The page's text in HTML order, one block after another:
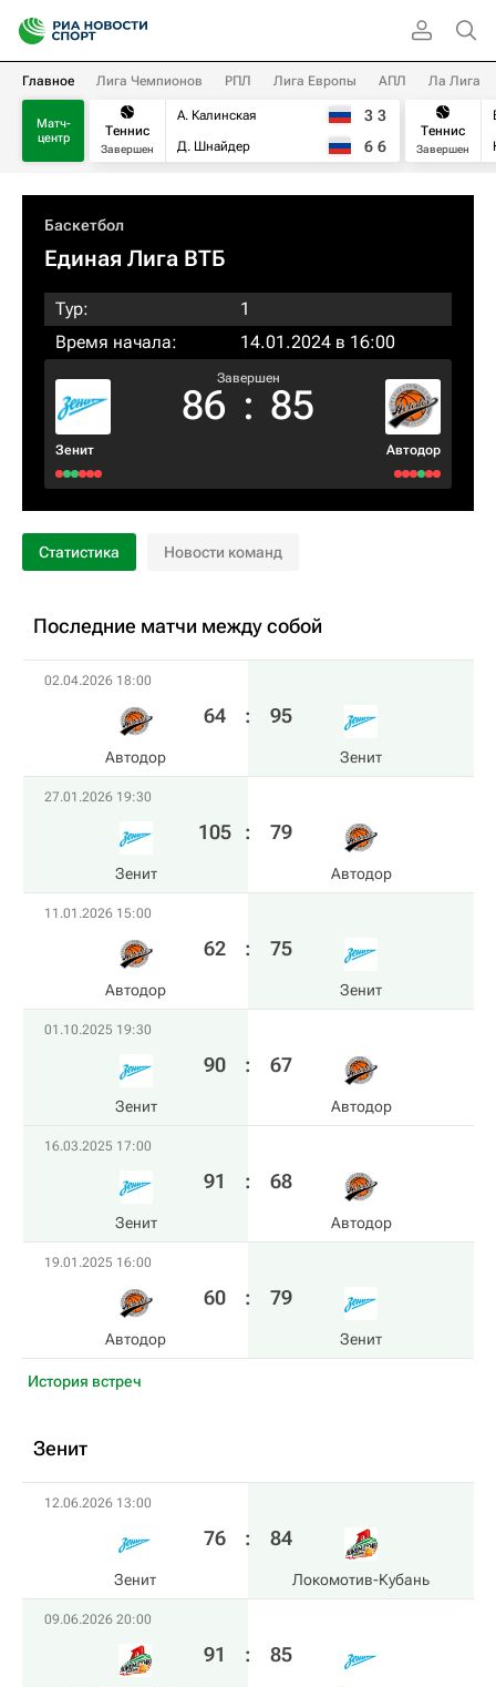
Главное Лига Чемпионов РПЛ Лига Европы АПЛ Ла Лига
Матч-
центр
Теннис
Завершен
А. Калинская
Д. Шнайдер
3 3
6 6
Теннис
Завершен
Баскетбол
Единая Лига ВТБ
Тур:
1
Время начала:
14.01.2024 в 16:00
Зенит
Завершен
86 : 85
Автодор
Статистика Новости команд
Последние матчи между собой
02.04.2026 18:00
Автодор
64 : 95
Зенит
27.01.2026 19:30
Зенит
105 : 79
Автодор
11.01.2026 15:00
Автодор
62 : 75
Зенит
01.10.2025 19:30
Зенит
90 : 67
Автодор
16.03.2025 17:00
Зенит
91 : 68
Автодор
19.01.2025 16:00
Автодор
60 : 79
Зенит
История встреч
Зенит
12.06.2026 13:00
Зенит
76 : 84
Локомотив-Кубань
09.06.2026 20:00
91 : 85